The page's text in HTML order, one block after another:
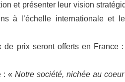
et présenter leur vision
à l’échelle internationale et
prix seront offerts en France
: « Notre société, nichée au